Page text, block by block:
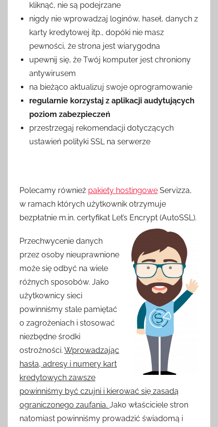
kliknąć, nie są podejrzane
nigdy nie wprowadzaj loginów, haseł, danych z
karty kredytowej itp., dopóki nie masz
pewności, że strona jest wiarygodna
upewnij się, że Twój komputer jest chroniony
antywirusem
na bieżąco aktualizuj swoje oprogramowanie
regularnie korzystaj z aplikacji audytujących
poziom zabezpieczeń
przestrzegaj rekomendacji dotyczących
ustawień polityki SSL na serwerze
Polecamy również pakiety hostingowe Servizza,
w ramach których użytkownik otrzymuje
bezpłatnie m.in. certyfikat Let’s Encrypt (AutoSSL).
Przechwycenie danych
przez osoby nieuprawnione
może się odbyć na wiele
różnych sposobów. Jako
użytkownicy sieci
powinniśmy stale pamiętać
o zagrożeniach i stosować
niezbędne środki
ostrożności. Wprowadzając
hasła, adresy i numery kart
kredytowych zawsze
powinniśmy być czujni i kierować się zasadą
ograniczonego zaufania. Jako właściciele stron
natomiast powinniśmy prowadzić świadomą i